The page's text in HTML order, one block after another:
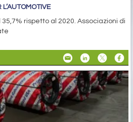
rispetto al 2020. Associazioni di